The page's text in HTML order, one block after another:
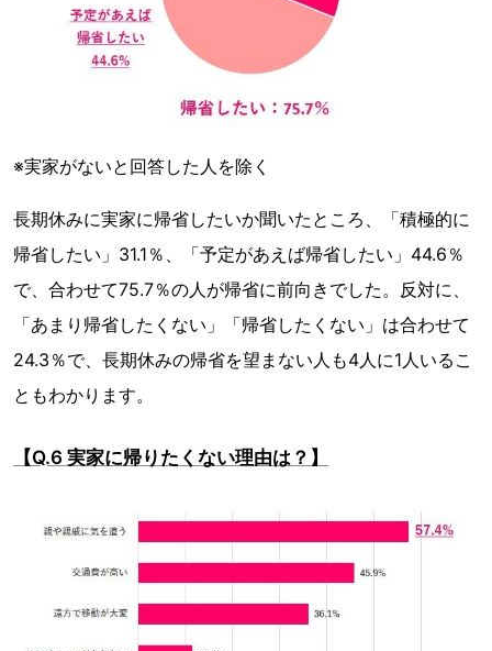
※実家がないと回答した人を除く
長期休みに実家に帰省したいか聞いたところ、「積極的に
帰省したい」31.1％、「予定があえば帰省したい」44.6％
で、合わせて75.7％の人が帰省に前向きでした。反対に、
「あまり帰省したくない」「帰省したくない」は合わせて
24.3％で、長期休みの帰省を望まない人も4人に1人いるこ
ともわかります。
【Q.6 実家に帰りたくない理由は？】